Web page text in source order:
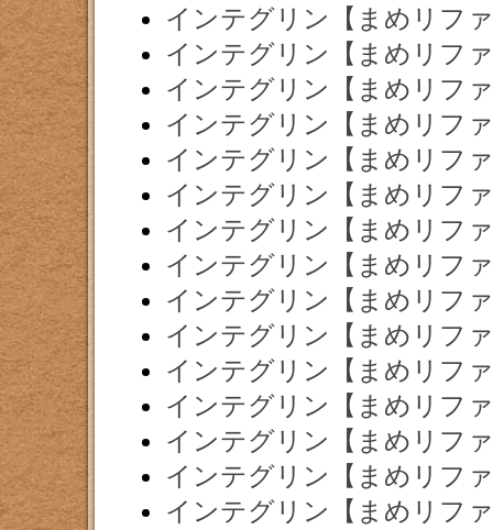
インテグリン【まめリフ
インテグリン【まめリフ
インテグリン【まめリフ
インテグリン【まめリフ
インテグリン【まめリフ
インテグリン【まめリフ
インテグリン【まめリフ
インテグリン【まめリフ
インテグリン【まめリフ
インテグリン【まめリフ
インテグリン【まめリフ
インテグリン【まめリフ
インテグリン【まめリフ
インテグリン【まめリフ
インテグリン【まめリフ